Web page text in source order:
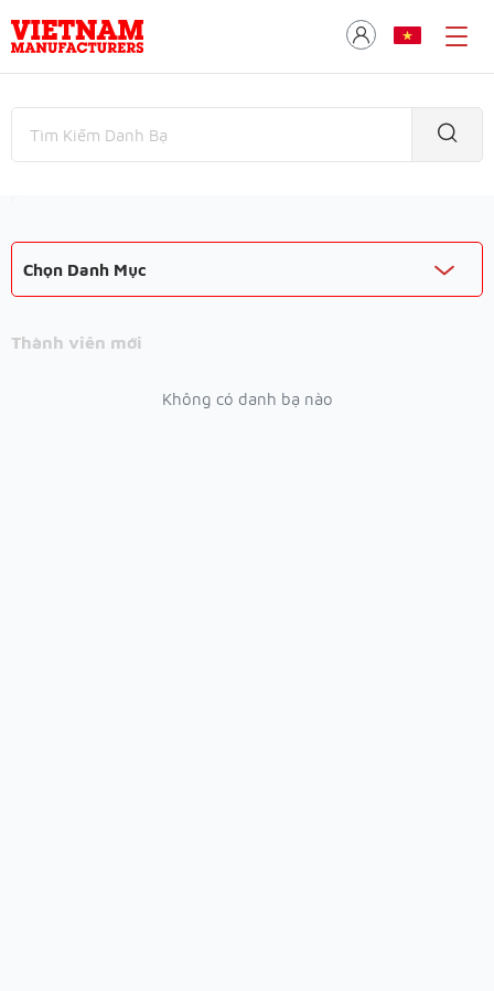
Chọn Danh Mục
Thành viên mới
Không có danh bạ nào